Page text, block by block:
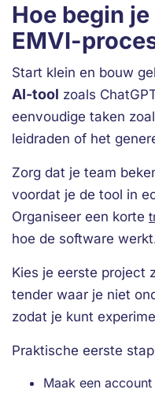
Hoe begin
EMVI-
Start klein en bouw
AI-tool zoals
eenvoudige taken
leidraden of het
Zorg dat je team
voordat je de tool in
Organiseer een korte
hoe de software
Kies je eerste project
tender waar je niet
zodat je kunt
Praktische eerste
Maak een